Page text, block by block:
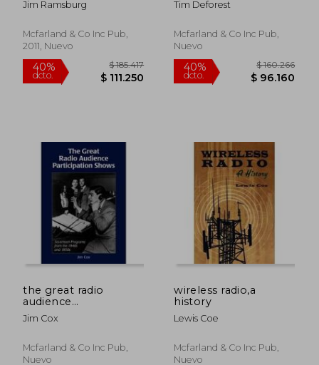
$ 63.458
40%
dcto.
through the ratings
and hooper
Jim Ramsburg
Mcfarland & Co Inc Pub,
2011, Nuevo
on the airwaves
Tim Deforest
Mcfarland & Co Inc Pub,
Nuevo
the great radio
audience
participation
shows,seventeen
1940s and 1950s
Jim Cox
Mcfarland & Co Inc Pub,
Nuevo
wireless radio,a
history
Lewis Coe
Mcfarland & Co Inc Pub,
Nuevo